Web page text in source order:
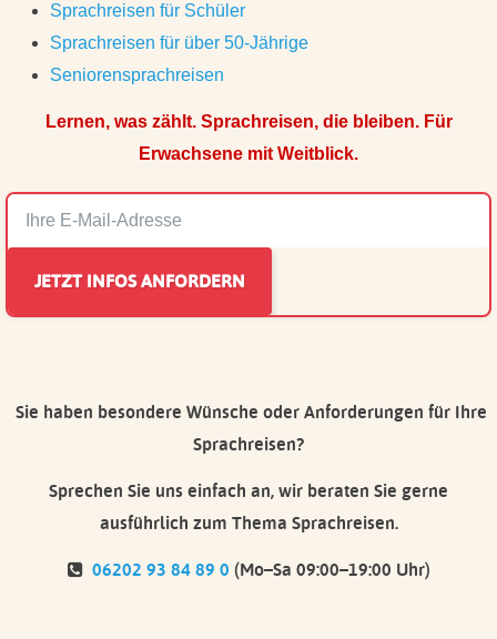
Sprachreisen für Schüler
Sprachreisen für über 50-Jährige
Seniorensprachreisen
Lernen, was zählt. Sprachreisen, die bleiben. Für
Erwachsene mit Weitblick.
Sie haben besondere Wünsche oder Anforderungen für Ihre
Sprachreisen?
Sprechen Sie uns einfach an, wir beraten Sie gerne
ausführlich zum Thema Sprachreisen.
06202 93 84 89 0 (Mo–Sa 09:00–19:00 Uhr)